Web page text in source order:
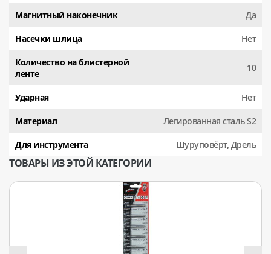
Магнитный наконечник Да
Насечки шлица Нет
Количество на блистерной
ленте
10
Ударная Нет
Материал Легированная сталь S2
Для инструмента Шуруповёрт, Дрель
ТОВАРЫ ИЗ ЭТОЙ КАТЕГОРИИ